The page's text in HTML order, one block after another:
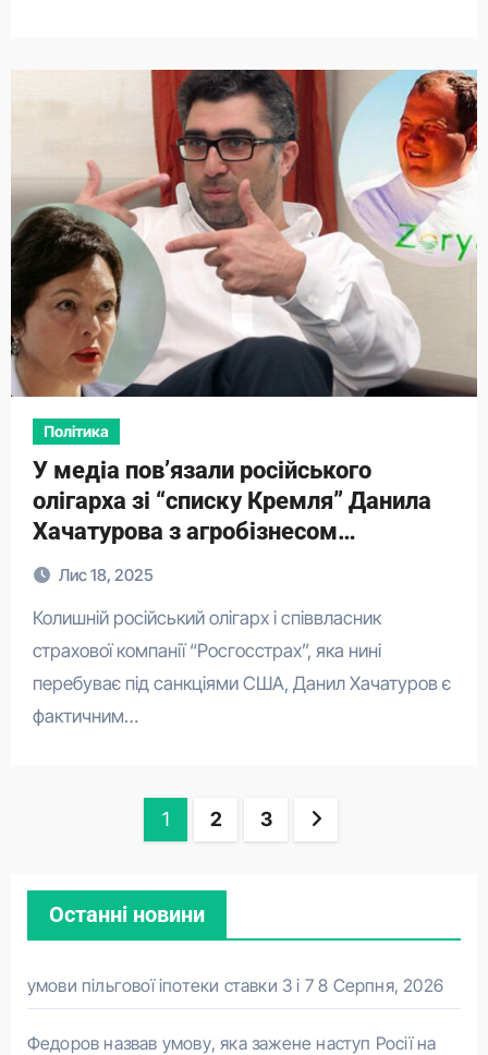
Політика
У медіа повʼязали російського
олігарха зі “списку Кремля” Данила
Хачатурова з агробізнесом
Костюшко і Бабіча в Житомирській
області
Лис 18, 2025
Колишній російський олігарх і співвласник
страхової компанії “Росгосстрах”, яка нині
перебуває під санкціями США, Данил Хачатуров є
фактичним…
Пагінація1 2 3
Останні новини
умови пільгової іпотеки ставки 3 і 7 8 Серпня, 2026
Федоров назвав умову, яка зажене наступ Росії на